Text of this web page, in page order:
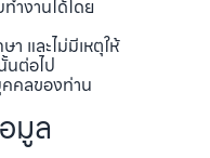
ทำงานได้โดย
า และไม่มีเหตุให้
ต่อไป
คคลของท่าน
มูล